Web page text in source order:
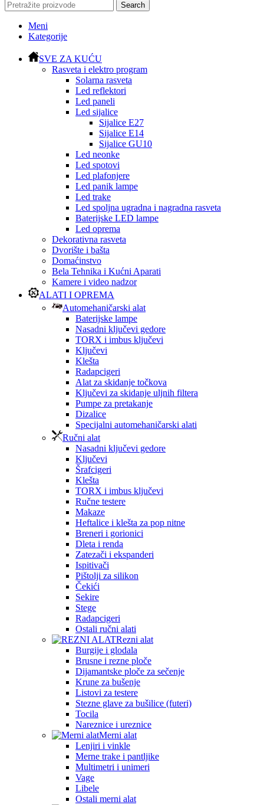
Search
Meni
Kategorije
SVE ZA KUĆU
Rasveta i elektro program
Solarna rasveta
Led reflektori
Led paneli
Led sijalice
Sijalice E27
Sijalice E14
Sijalice GU10
Led neonke
Led spotovi
Led plafonjere
Led panik lampe
Led trake
Led spoljna ugradna i nagradna rasveta
Baterijske LED lampe
Led oprema
Dekorativna rasveta
Dvorište i bašta
Domaćinstvo
Bela Tehnika i Kućni Aparati
Kamere i video nadzor
ALATI I OPREMA
Automehaničarski alat
Baterijske lampe
Nasadni ključevi gedore
TORX i imbus ključevi
Ključevi
Klešta
Radapcigeri
Alat za skidanje točkova
Ključevi za skidanje uljnih filtera
Pumpe za pretakanje
Dizalice
Specijalni automehaničarski alati
Ručni alat
Nasadni ključevi gedore
Ključevi
Šrafcigeri
Klešta
TORX i imbus ključevi
Ručne testere
Makaze
Heftalice i klešta za pop nitne
Breneri i gorionici
Dleta i renda
Zatezači i ekspanderi
Ispitivači
Pištolji za silikon
Čekići
Sekire
Stege
Radapcigeri
Ostali ručni alati
Rezni alat
Burgije i glodala
Brusne i rezne ploče
Dijamantske ploče za sečenje
Krune za bušenje
Listovi za testere
Stezne glave za bušilice (futeri)
Tocila
Nareznice i ureznice
Merni alat
Lenjiri i vinkle
Merne trake i pantljike
Multimetri i unimeri
Vage
Libele
Ostali merni alat